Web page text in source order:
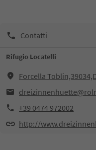
Contatti
Rifugio Locatelli
Forcella
+39 0474 972002
http://